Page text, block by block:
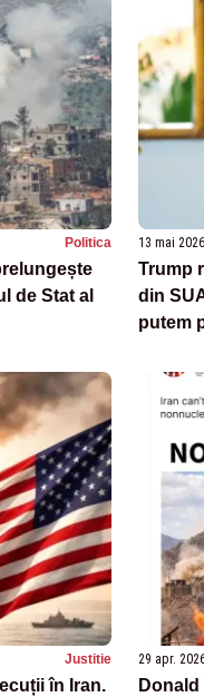
Politica
de Stat al
13 mai
Trump
din
putem
Justitie
în Iran.
29 apr.